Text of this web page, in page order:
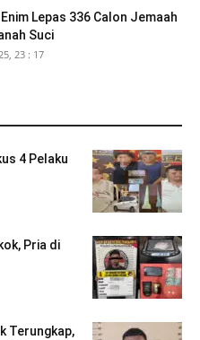
Lepas 336 Calon Jemaah
Suci
23 : 17
4 Pelaku
Pria di
Terungkap,